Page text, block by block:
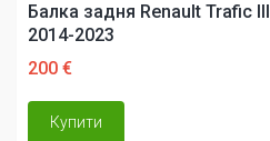
Балка задня Renault Trafic III
2014-2023
200 €
Купити